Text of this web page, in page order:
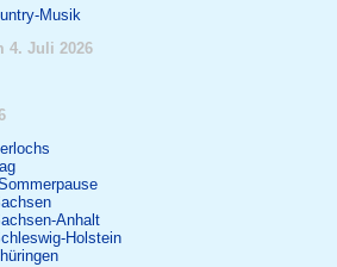
Musik
4. Juli 2026
Anhalt
Holstein